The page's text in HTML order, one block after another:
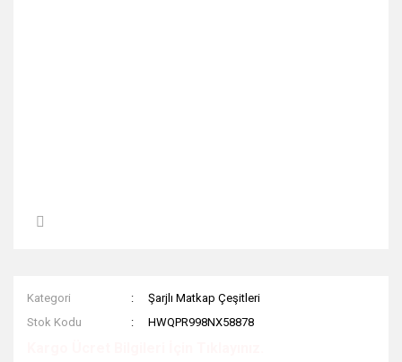
Kategori
Şarjlı Matkap Çeşitleri
Stok Kodu
HWQPR998NX58878